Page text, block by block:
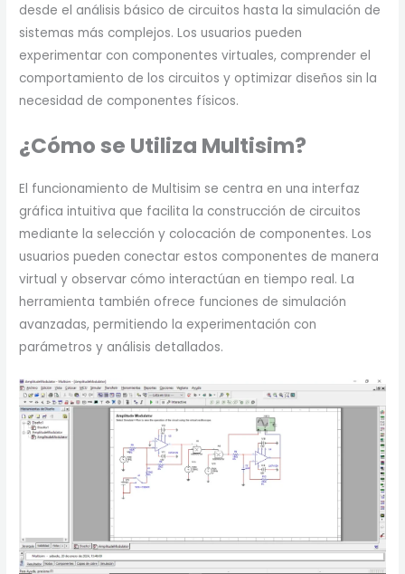
desde el análisis básico de circuitos hasta la simulación de
sistemas más complejos. Los usuarios pueden
experimentar con componentes virtuales, comprender el
comportamiento de los circuitos y optimizar diseños sin la
necesidad de componentes físicos.
¿Cómo se Utiliza Multisim?
El funcionamiento de Multisim se centra en una interfaz
gráfica intuitiva que facilita la construcción de circuitos
mediante la selección y colocación de componentes. Los
usuarios pueden conectar estos componentes de manera
virtual y observar cómo interactúan en tiempo real. La
herramienta también ofrece funciones de simulación
avanzadas, permitiendo la experimentación con
parámetros y análisis detallados.